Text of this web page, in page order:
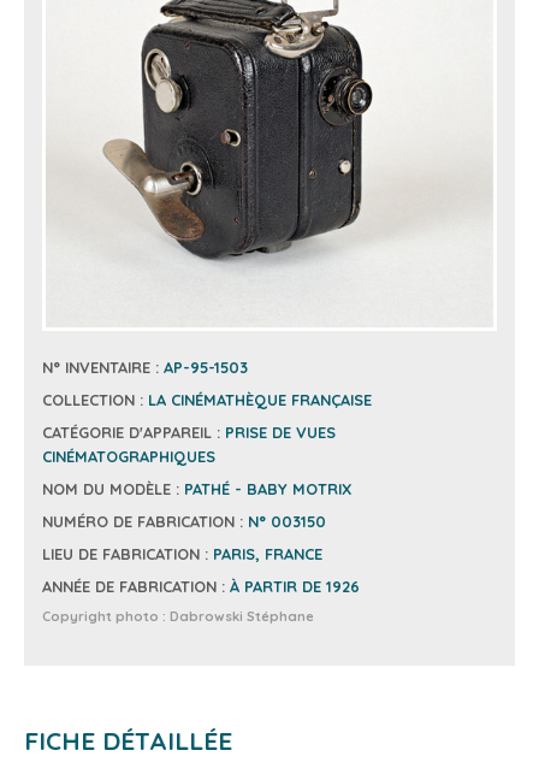
N° INVENTAIRE : AP-95-1503
COLLECTION : LA CINÉMATHÈQUE FRANÇAISE
CATÉGORIE D'APPAREIL : PRISE DE VUES
CINÉMATOGRAPHIQUES
NOM DU MODÈLE : PATHÉ - BABY MOTRIX
NUMÉRO DE FABRICATION : N° 003150
LIEU DE FABRICATION : PARIS, FRANCE
ANNÉE DE FABRICATION : À PARTIR DE 1926
Copyright photo : Dabrowski Stéphane
FICHE DÉTAILLÉE